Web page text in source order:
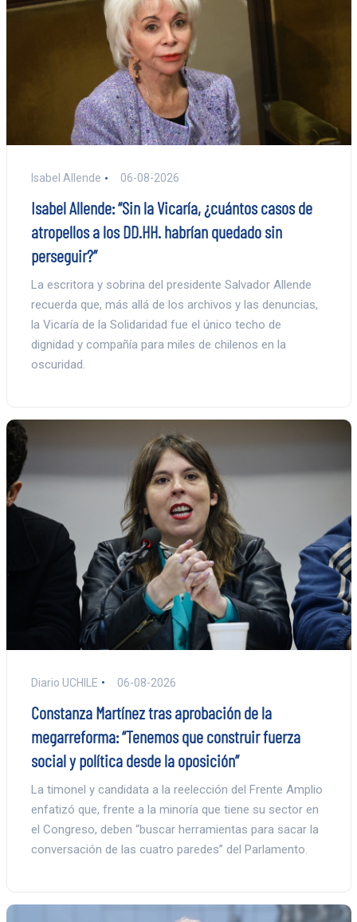
Isabel Allende 06-08-2026
Isabel Allende: “Sin la Vicaría, ¿cuántos casos de
atropellos a los DD.HH. habrían quedado sin
perseguir?”
La escritora y sobrina del presidente Salvador Allende
recuerda que, más allá de los archivos y las denuncias,
la Vicaría de la Solidaridad fue el único techo de
dignidad y compañía para miles de chilenos en la
oscuridad.
Diario UCHILE 06-08-2026
Constanza Martínez tras aprobación de la
megarreforma: “Tenemos que construir fuerza
social y política desde la oposición”
La timonel y candidata a la reelección del Frente Amplio
enfatizó que, frente a la minoría que tiene su sector en
el Congreso, deben “buscar herramientas para sacar la
conversación de las cuatro paredes” del Parlamento.